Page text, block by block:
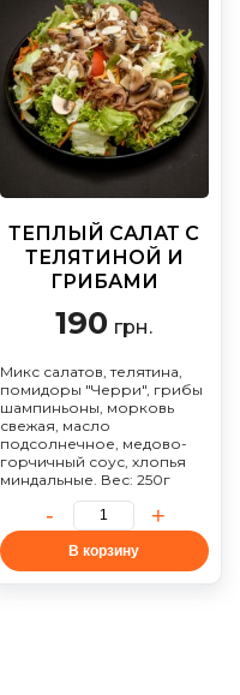
ТЕПЛЫЙ САЛАТ С
ТЕЛЯТИНОЙ И
ГРИБАМИ
190 грн.
Микс салатов, телятина,
помидоры "Черри", грибы
шампиньоны, морковь
свежая, масло
подсолнечное, медово-
горчичный соус, хлопья
миндальные. Вес: 250г
В корзину